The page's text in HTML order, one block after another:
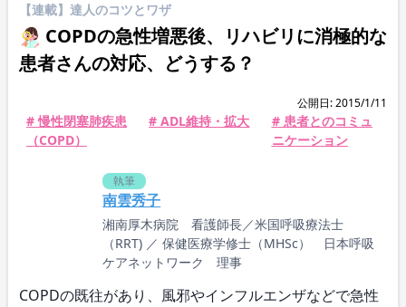
【連載】達人のコツとワザ
COPDの急性増悪後、リハビリに消極的な
患者さんの対応、どうする？
公開日: 2015/1/11
# 慢性閉塞肺疾患
（COPD）
# ADL維持・拡大
# 患者とのコミュ
ニケーション
執筆
南雲秀子
湘南厚木病院 看護師長／米国呼吸療法士
（RRT) ／ 保健医療学修士（MHSc） 日本呼吸
ケアネットワーク 理事
COPDの既往があり、風邪やインフルエンザなどで急性